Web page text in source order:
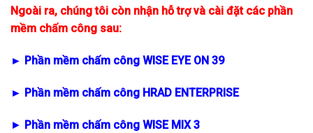
Ngoài ra, chúng tôi còn nhận hỗ trợ và cài đặt các phần
mềm chấm công sau:
► Phần mềm chấm công WISE EYE ON 39
► Phần mềm chấm công HRAD ENTERPRISE
► Phần mềm chấm công WISE MIX 3